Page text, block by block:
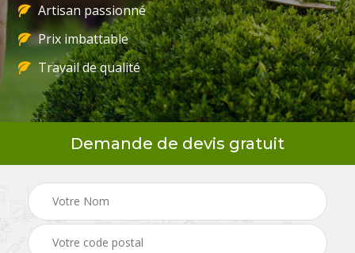
Artisan passionné
Prix imbattable
Travail de qualité
Demande de devis gratuit